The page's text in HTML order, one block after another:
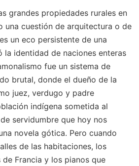
grandes propiedades rurales en
una cuestión de arquitectura o de
un eco persistente de una
la identidad de naciones enteras
fue un sistema de
brutal, donde el dueño de la
juez, verdugo y padre
indígena sometida al
servidumbre que hoy nos
novela gótica. Pero cuando
de las habitaciones, los
Francia y los pianos que